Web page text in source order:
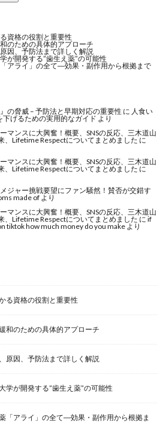
資格の役割と重要性
のための具体的アプローチ
因、予防法まで詳しく解説
が開発する”歯生え薬”の可能性
アライ」の全て―効果・副作用から根拠まで
の脅威 – 予防法と早期対応の重要性 に 人食い
げるための実用的なガイド より
マンスに大興奮！概要、SNSの反応、三木道山
、Lifetime Respectについてまとめましたに
マンスに大興奮！概要、SNSの反応、三木道山
、Lifetime Respectについてまとめましたに
ジャー挑戦要望にファン騒然！賛否が交錯す
made of より
マンスに大興奮！概要、SNSの反応、三木道山
、Lifetime Respectについてまとめましたに if
tiktok how much money do you makeより
る資格の役割と重要性
和のための具体的アプローチ
原因、予防法まで詳しく解説
学が開発する”歯生え薬”の可能性
「アライ」の全て―効果・副作用から根拠ま